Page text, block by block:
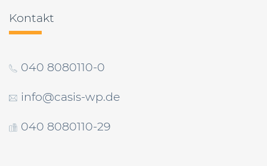
Kontakt
040 8080110-0
info@casis-wp.de
040 8080110-29